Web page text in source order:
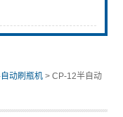
动刷瓶机 > CP-12半自动